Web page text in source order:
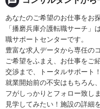
あなたのご希望のお仕事をお
「播磨兵庫介護転職サーチ
職サポートセンターです。
豊富な求人データから専任の
ご希望をふまえ、お仕事をご
交渉まで、トータルサポート！
就業開始前の不安はもちろん
フがしっかりとフォロー致し
見学してみたい！施設の詳細